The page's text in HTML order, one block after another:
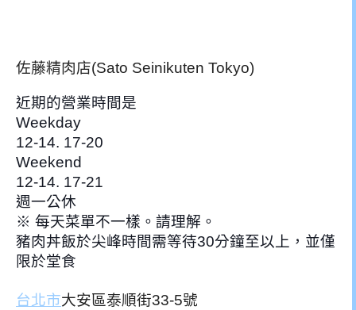
佐藤精肉店(Sato Seinikuten Tokyo)
近期的營業時間是
Weekday
12-14. 17-20
Weekend
12-14. 17-21
週一公休
※ 每天菜單不一樣。請理解。
豬肉丼飯於尖峰時間需等待30分鐘至以上，並僅
限於堂食
台北市大安區泰順街33-5號